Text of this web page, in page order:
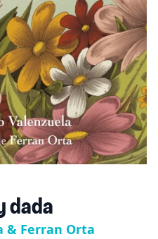
dada
& Ferran Orta